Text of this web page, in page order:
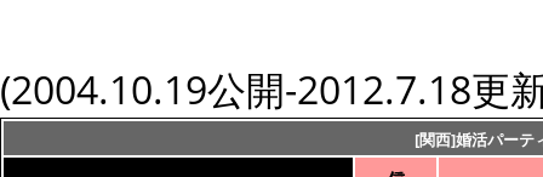
(2004.10.19公開-2012.7.18更
[関西]婚活パーテ